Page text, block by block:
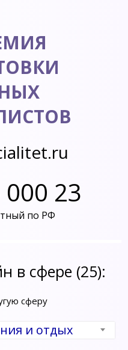
23
по РФ
в сфере (25):
сферу
и отдых